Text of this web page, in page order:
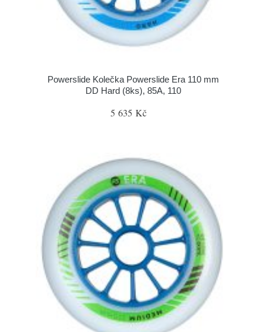
Powerslide Kolečka Powerslide Era 110 mm
DD Hard (8ks), 85A, 110
5 635 Kč